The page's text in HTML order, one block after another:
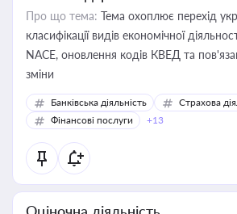
Про що тема: Тема охоплює перехід
класифікації видів економічної
NACE, оновлення кодів КВЕД та
зміни
Банківська діяльність
Страхова
Фінансові послуги
+13